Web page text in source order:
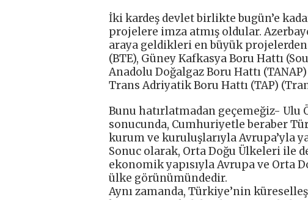
İki kardeş devlet birlikte bugün’e
projelere imza atmış oldular.
araya geldikleri en büyük
(BTE), Güney Kafkasya Boru Hattı
Anadolu Doğalgaz Boru Hattı
Trans Adriyatik Boru Hattı (TAP)
Bunu hatırlatmadan geçemeğiz- Ulu
sonucunda, Cumhuriyetle beraber
kurum ve kuruluşlarıyla Avrupa’yla
Sonuc olarak, Orta Doğu Ülkeleri ile
ekonomik yapısıyla Avrupa ve Orta
ülke görünümündedir.
Aynı zamanda, Türkiye’nin